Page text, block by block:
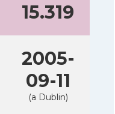
15.319
2005-
09-11
(a Dublin)